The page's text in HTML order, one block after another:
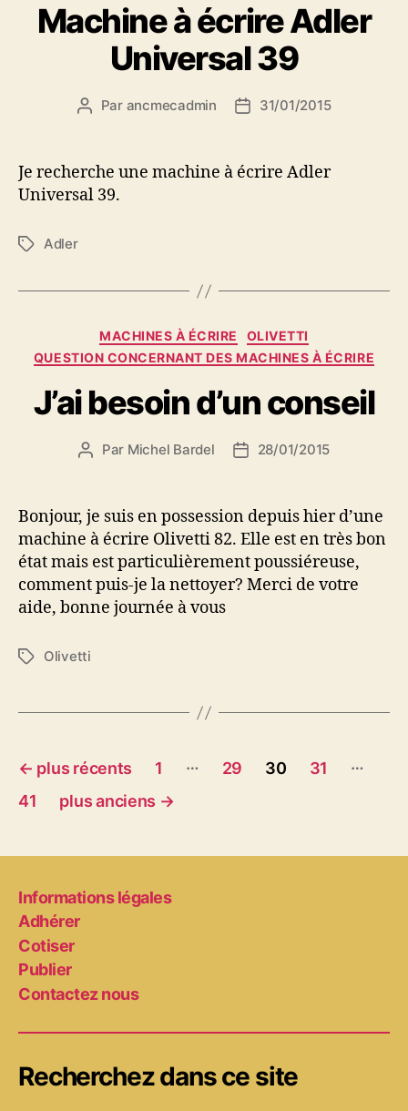
Machine à écrire Adler
Universal 39
Auteur
Par ancmecadmin
Date31/01/2015
Je recherche une machine à écrire Adler
Universal 39.
Étiquettes
Adler
Catégories
MACHINES À ÉCRIRE
OLIVETTI
QUESTION CONCERNANT DES MACHINES À ÉCRIRE
J’ai besoin d’un conseil
Auteur
Par Michel Bardel
Date28/01/2015
Bonjour, je suis en possession depuis hier d’une
machine à écrire Olivetti 82. Elle est en très bon
état mais est particulièrement poussiéreuse,
comment puis-je la nettoyer? Merci de votre
aide, bonne journée à vous
Étiquettes
Olivetti
Pagination
des
← plus récents 1 … 29 30 31
…
41
plus anciens →
Informations légales
Adhérer
Cotiser
Publier
Contactez nous
Recherchez dans ce site